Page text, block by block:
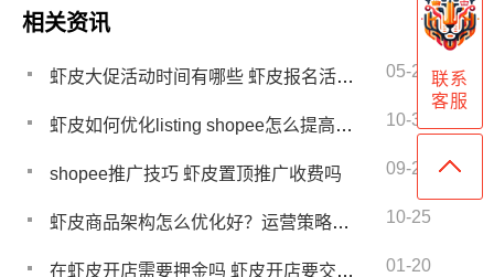
相关资讯
虾皮大促活动时间有哪些 虾皮报名活动的方式 05-26
虾皮如何优化listing shopee怎么提高转化率 10-31
shopee推广技巧 虾皮置顶推广收费吗 09-25
虾皮商品架构怎么优化好？运营策略有哪些 10-25
在虾皮开店需要押金吗 虾皮开店要交多少押金 01-20
联系
客服